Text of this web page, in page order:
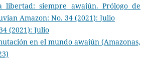
siempre awajún. Prólogo de
Amazon: No. 34 (2021): Julio
(2021): Julio
en el mundo awajún (Amazonas,